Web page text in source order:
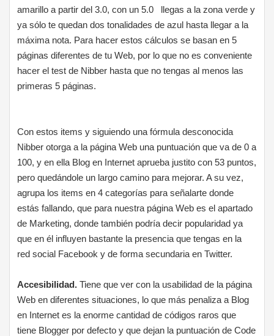
amarillo a partir del 3.0, con un 5.0 llegas a la zona verde y
ya sólo te quedan dos tonalidades de azul hasta llegar a la
máxima nota. Para hacer estos cálculos se basan en 5
páginas diferentes de tu Web, por lo que no es conveniente
hacer el test de Nibber hasta que no tengas al menos las
primeras 5 páginas.
Con estos items y siguiendo una fórmula desconocida
Nibber otorga a la página Web una puntuación que va de 0 a
100, y en ella Blog en Internet aprueba justito con 53 puntos,
pero quedándole un largo camino para mejorar. A su vez,
agrupa los items en 4 categorías para señalarte donde
estás fallando, que para nuestra página Web es el apartado
de Marketing, donde también podría decir popularidad ya
que en él influyen bastante la presencia que tengas en la
red social Facebook y de forma secundaria en Twitter.
Accesibilidad. Tiene que ver con la usabilidad de la página
Web en diferentes situaciones, lo que más penaliza a Blog
en Internet es la enorme cantidad de códigos raros que
tiene Blogger por defecto y que dejan la puntuación de Code